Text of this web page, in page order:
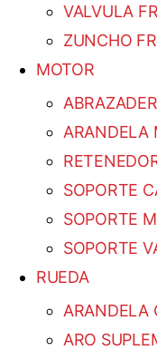
VALVULA
ZUNCHO
MOTOR
ARANDELA
SOPORTE
SOPORTE
SOPORTE
RUEDA
ARANDELA
ARO